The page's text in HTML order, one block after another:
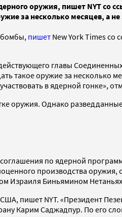
оружия, пишет NYT со
за несколько месяцев, а не
бомбы, пишет New York Times
главы
такое оружие за несколько
в ядерной гонке»,
оружия. Однако разведданные
по ядерной
производства оружия,
Израиля Биньямином
пишет NYT. «Президент
Карим Саджадпур. По его